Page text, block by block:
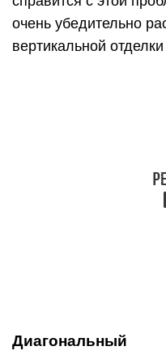
А вот и готовое
решительно бросает
фото с ламинатом на